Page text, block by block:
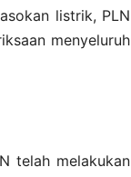
listrik, PLN
menyeluruh
telah melakukan